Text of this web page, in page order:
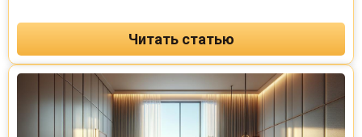
Читать статью